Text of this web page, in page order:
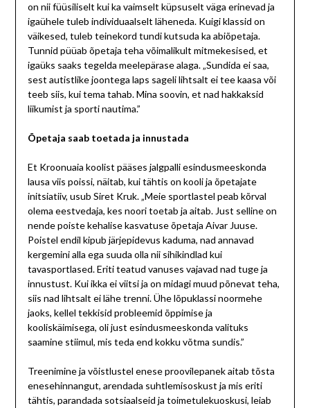
on nii füüsiliselt kui ka vaimselt küpsuselt väga erinevad ja
igaühele tuleb individuaalselt läheneda. Kuigi klassid on
väikesed, tuleb teinekord tundi kutsuda ka abiõpetaja.
Tunnid püüab õpetaja teha võimalikult mitmekesised, et
igaüks saaks tegelda meelepärase alaga. „Sundida ei saa,
sest autistlike joontega laps sageli lihtsalt ei tee kaasa või
teeb siis, kui tema tahab. Mina soovin, et nad hakkaksid
liikumist ja sporti nautima.”
Õpetaja saab toetada ja innustada
Et Kroonuaia koolist pääses jalgpalli esindusmeeskonda
lausa viis poissi, näitab, kui tähtis on kooli ja õpetajate
initsiatiiv, usub Siret Kruk. „Meie sportlastel peab kõrval
olema eestvedaja, kes noori toetab ja aitab. Just selline on
nende poiste kehalise kasvatuse õpetaja Aivar Juuse.
Poistel endil kipub järjepidevus kaduma, nad annavad
kergemini alla ega suuda olla nii sihikindlad kui
tavasportlased. Eriti teatud vanuses vajavad nad tuge ja
innustust. Kui ikka ei viitsi ja on midagi muud põnevat teha,
siis nad lihtsalt ei lähe trenni. Ühe lõpuklassi noormehe
jaoks, kellel tekkisid probleemid õppimise ja
kooliskäimisega, oli just esindusmeeskonda valituks
saamine stiimul, mis teda end kokku võtma sundis.”
Treenimine ja võistlustel enese proovilepanek aitab tõsta
enesehinnangut, arendada suhtlemisoskust ja mis eriti
tähtis, parandada sotsiaalseid ja toimetulekuoskusi, leiab